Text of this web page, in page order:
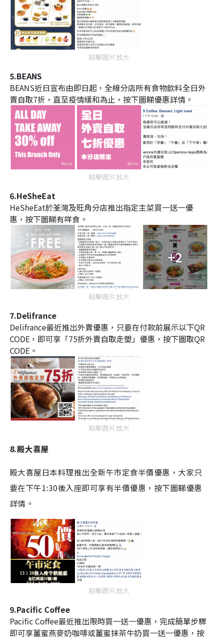
點擊圖片放大
5.BEANS
BEANS近日宣布由即日起，全線分店所有食物飲料全日外
賣自取7折，直至疫情緩和為止，按下圖睇優惠詳情。
點擊圖片放大
6.HeSheEat
HeSheEat於荃灣及旺角分店推出指定主菜買一送一優
惠，按下圖睇有咩食。
+2
點擊圖片放大
7.Delifrance
Delifrance最近推出外賣優惠，只要在付款前展示以下QR
CODE，即可享「75折外賣自取走塑」優惠，按下圖取QR
CODE。
點擊圖片放大
8.殿大喜屋
殿大喜屋日本料理推出全新午市定食半價優惠，大家只
要在下午1:30後入座即可享有半價優惠，按下圖睇優惠
詳情。
點擊圖片放大
9.Pacific Coffee
Pacific Coffee最近推出限時買一送一優惠，完成簡單步驟
即可享薑蜜燕麥奶咖啡或薑蜜抹茶牛奶買一送一優惠，按